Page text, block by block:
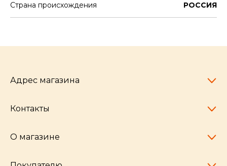
Страна происхождения РОССИЯ
Адрес магазина
Челябинск,
Контакты
pocherkartshop@mail.ru
О магазине